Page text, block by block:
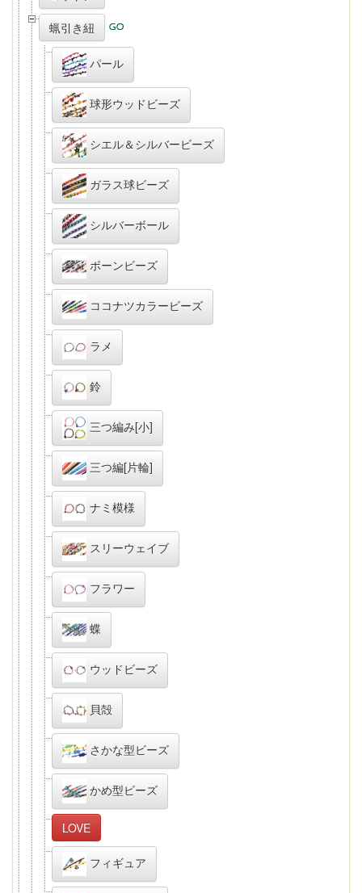
蝋引き紐
パール
球形ウッドビーズ
シエル＆シルバービーズ
ガラス球ビーズ
シルバーボール
ボーンビーズ
ココナツカラービーズ
ラメ
鈴
三つ編み[小]
三つ編[片輪]
ナミ模様
スリーウェイブ
フラワー
蝶
ウッドビーズ
貝殻
さかな型ビーズ
かめ型ビーズ
LOVE
フィギュア